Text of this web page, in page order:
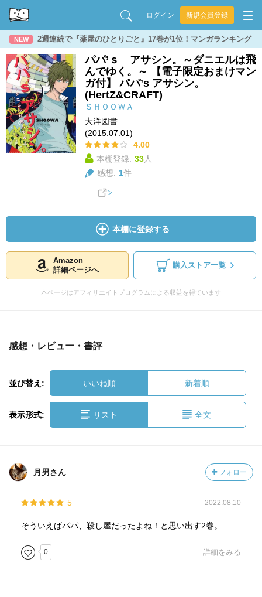
ログイン 新規会員登録
NEW 2週連続で『薬屋のひとりごと』17巻が1位！マンガランキング
パパ’ｓ アサシン。～ダニエルは飛
んでゆく。～ 【電子限定おまけマン
ガ付】 パパ’s アサシン。
(HertZ&CRAFT)
ＳＨＯＯＷＡ
大洋図書
(2015.07.01)
4.00
本棚登録: 33人
感想: 1件
本棚に登録する
Amazon
詳細ページへ
購入ストア一覧
本ページはアフィリエイトプログラムによる収益を得ています
感想・レビュー・書評
並び替え: いいね順 新着順
表示形式: リスト 全文
月男さん フォロー
5 2022.08.10
そういえばパパ、殺し屋だったよね！と思い出す2巻。
0 詳細をみる